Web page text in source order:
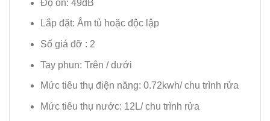
Độ ồn: 49dB
Lắp đặt: Âm tủ hoặc độc lập
Số giá đỡ : 2
Tay phun: Trên / dưới
Mức tiêu thụ điện năng: 0.72kwh/ chu trình rửa
Mức tiêu thụ nước: 12L/ chu trình rửa